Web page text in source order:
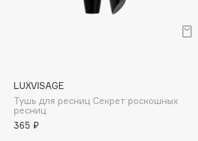
Banderas
Basicare
LUXVISAGE
Тушь для ресниц Секрет роскошных
ресниц
365 ₽